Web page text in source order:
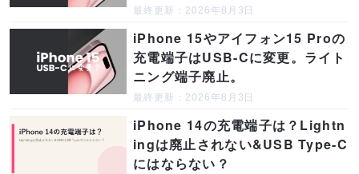
最終更新：2026年8月3日
iPhone 15やアイフォン15 Proの
充電端子はUSB-Cに変更。ライト
ニング端子廃止。
最終更新：2026年8月3日
iPhone 14の充電端子は？Lightn
ingは廃止されない&USB Type-C
にはならない？